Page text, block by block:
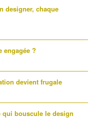
designer, chaque
engagée ?
devient frugale
qui bouscule le design